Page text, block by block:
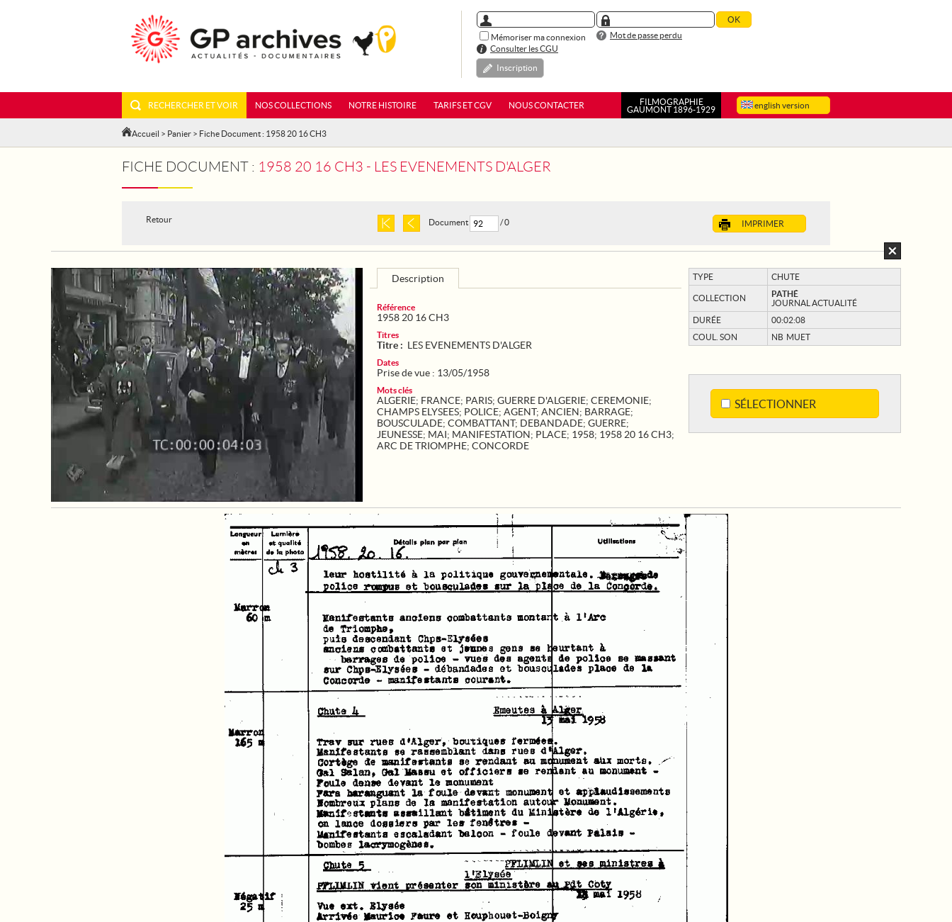
Mémoriser ma connexion
Mot de passe perdu
Consulter les CGU
Inscription
english version
RECHERCHER ET VOIR NOS COLLECTIONS NOTRE HISTOIRE TARIFS ET CGV NOUS CONTACTER
FILMOGRAPHIE
GAUMONT 1896-1929
Accueil > Panier > Fiche Document : 1958 20 16 CH3
FICHE DOCUMENT : 1958 20 16 CH3 - LES EVENEMENTS D'ALGER
Retour IMPRIMER
Document / 0
TYPE CHUTE
COLLECTION
PATHÉ
JOURNAL ACTUALITÉ
DURÉE
00:02:08
COUL. SON
NB MUET
SÉLECTIONNER
Description
Référence
1958 20 16 CH3
Titres
Titre : LES EVENEMENTS D'ALGER
Dates
Prise de vue : 13/05/1958
Mots clés
ALGERIE; FRANCE; PARIS; GUERRE D'ALGERIE; CEREMONIE;
CHAMPS ELYSEES; POLICE; AGENT; ANCIEN; BARRAGE;
BOUSCULADE; COMBATTANT; DEBANDADE; GUERRE;
JEUNESSE; MAI; MANIFESTATION; PLACE; 1958; 1958 20 16 CH3;
ARC DE TRIOMPHE; CONCORDE